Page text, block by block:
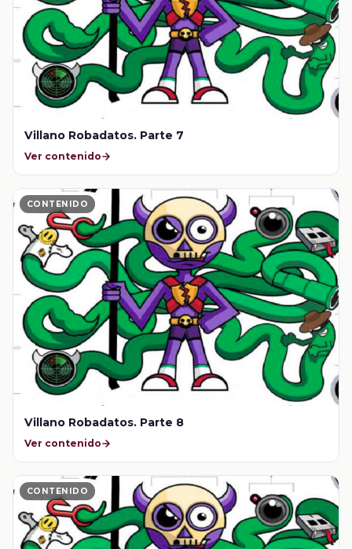
Villano Robadatos. Parte 7
Ver contenido
CONTENIDO
Villano Robadatos. Parte 8
Ver contenido
CONTENIDO